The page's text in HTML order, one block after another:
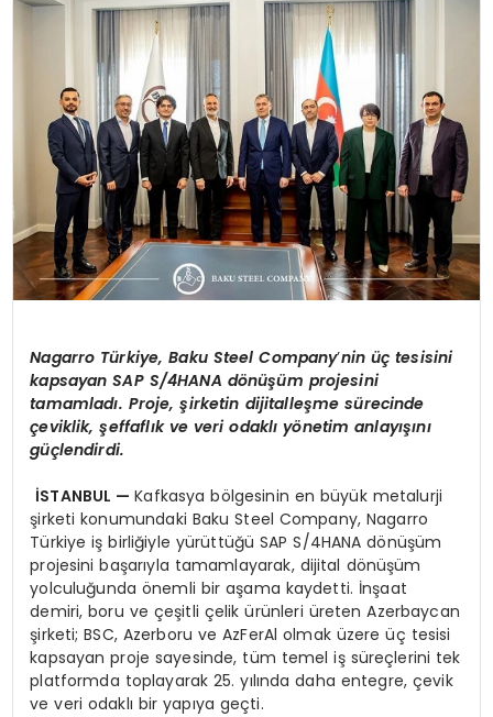
Nagarro Türkiye, Baku Steel Company’nin üç tesisini
kapsayan SAP S/4HANA dönüşüm projesini
tamamladı. Proje, şirketin dijitalleşme sürecinde
çeviklik, şeffaflık ve veri odaklı yönetim anlayışını
güçlendirdi.
İSTANBUL —Kafkasya bölgesinin en büyük metalurji
şirketi konumundaki Baku Steel Company, Nagarro
Türkiye iş birliğiyle yürüttüğü SAP S/4HANA dönüşüm
projesini başarıyla tamamlayarak, dijital dönüşüm
yolculuğunda önemli bir aşama kaydetti. İnşaat
demiri, boru ve çeşitli çelik ürünleri üreten Azerbaycan
şirketi; BSC, Azerboru ve AzFerAl olmak üzere üç tesisi
kapsayan proje sayesinde, tüm temel iş süreçlerini tek
platformda toplayarak 25. yılında daha entegre, çevik
ve veri odaklı bir yapıya geçti.